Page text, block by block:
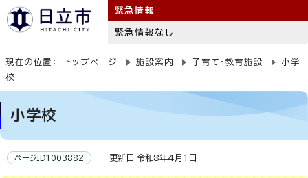
緊急情報
緊急情報なし
現在の位置： トップページ 施設案内 子育て・教育施設
小学
校
小学校
ページID1003882 更新日 令和8年4月1日